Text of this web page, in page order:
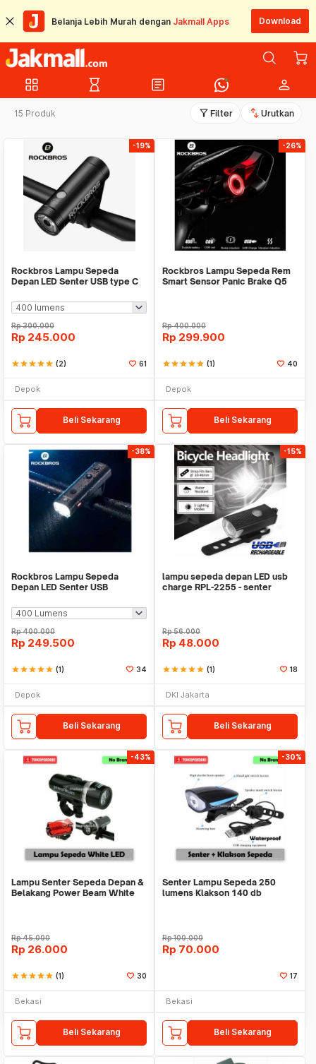
Belanja Lebih Murah dengan Jakmall Apps Download
grid_view hourglass_empty article person
15 Produk filter_alt Filter swap_vert Urutkan
-19%
Rockbros Lampu Sepeda
Depan LED Senter USB type C
Rp300.000
Rp 245.000
starstarstarstarstar (2) 61
Depok
Beli Sekarang
-26%
Rockbros Lampu Sepeda Rem
Smart Sensor Panic Brake Q5
Rp400.000
Rp 299.900
starstarstarstarstar (1) 40
Depok
Beli Sekarang
-38%
Rockbros Lampu Sepeda
Depan LED Senter USB
Rp400.000
Rp 249.500
starstarstarstarstar (1) 34
Depok
Beli Sekarang
-15%
lampu sepeda depan LED usb
charge RPL-2255 - senter
Rp56.000
Rp 48.000
starstarstarstarstar (1) 18
DKI Jakarta
Beli Sekarang
-43%
Lampu Senter Sepeda Depan &
Belakang Power Beam White
Rp45.000
Rp 26.000
starstarstarstarstar (1) 30
Bekasi
Beli Sekarang
-30%
Senter Lampu Sepeda 250
lumens Klakson 140 db
Rp100.000
Rp 70.000
17
Bekasi
Beli Sekarang